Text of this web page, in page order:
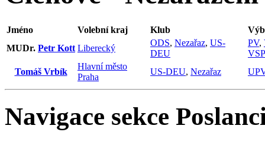
Jméno Volební kraj Klub
MUDr. Petr Kott Liberecký
ODS, Nezařaz, US-
DEU
PV,
Tomáš Vrbík
Hlavní město
Praha
US-DEU, Nezařaz
Navigace sekce